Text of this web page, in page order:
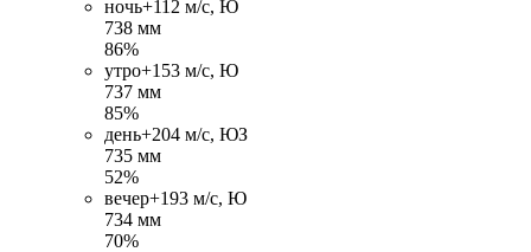
ночь+11 2 м/c, Ю
738 мм
86%
утро+153 м/c, Ю
737 мм
85%
день+204 м/c, ЮЗ
735 мм
52%
вечер+193 м/c, Ю
734 мм
70%